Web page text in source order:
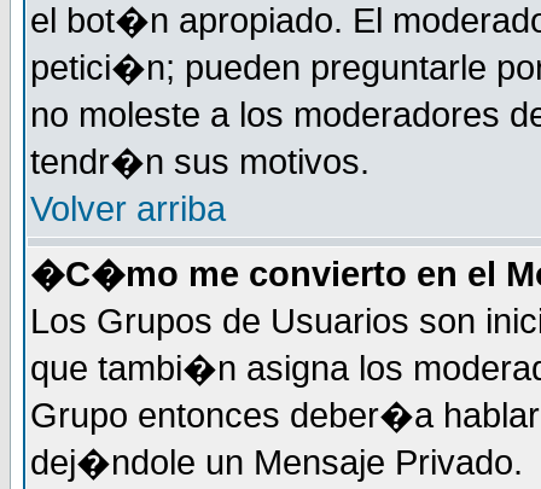
el bot�n apropiado. El
petici�n; pueden preguntarle
no moleste a los moderadores
tendr�n sus motivos.
Volver arriba
�C�mo me convierto en el
Los Grupos de Usuarios son
que tambi�n asigna los
Grupo entonces deber�a
dej�ndole un Mensaje Privado.